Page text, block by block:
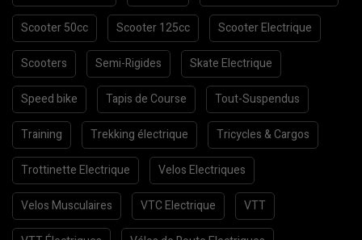
Scooter 50cc Scooter 125cc Scooter Electrique
Scooters Semi-Rigides Skate Electrique
Speed bike Tapis de Course Tout-Suspendus
Training Trekking électrique Tricycles & Cargos
Trottinette Electrique Velos Electriques
Velos Musculaires VTC Electrique VTT